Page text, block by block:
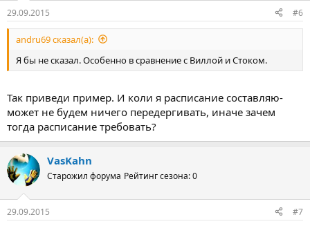
29.09.2015 #6
andru69 сказал(а):
Я бы не сказал. Особенно в сравнение с Виллой и Стоком.
Так приведи пример. И коли я расписание составляю-
может не будем ничего передергивать, иначе зачем
тогда расписание требовать?
VasKahn
Старожил форума Рейтинг сезона: 0
29.09.2015 #7